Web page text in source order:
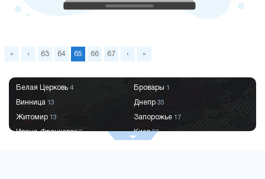
« ‹ 63 64 65 66 67 › »
Белая Церковь 4 Бровары 1
Винница 13 Днепр 35
Житомир 13 Запорожье 17
Ивано-Франковск9 Киев83